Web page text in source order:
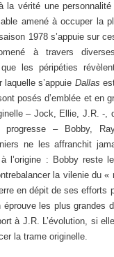
la vérité une
amené à occuper la
1978 s’appuie sur
à travers
les péripéties
s’appuie Dallas
posés d’emblée et en
– Jock, Ellie, J.R. -,
progresse – Bobby,
ne les affranchit
l’origine : Bobby reste
la vilenie du
en dépit de ses efforts
les plus grandes
à J.R. L’évolution, si
la trame originelle.